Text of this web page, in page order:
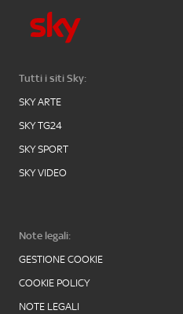
Tutti i siti Sky:
SKY ARTE
SKY TG24
SKY SPORT
SKY VIDEO
Note legali:
GESTIONE COOKIE
COOKIE POLICY
NOTE LEGALI